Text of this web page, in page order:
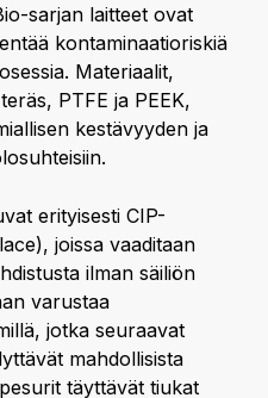
sarjan laitteet ovat
kontaminaatioriskiä
Materiaalit,
PTFE ja PEEK,
kestävyyden ja
erityisesti CIP-
joissa vaaditaan
ilman säiliön
varustaa
jotka seuraavat
mahdollisista
täyttävät tiukat